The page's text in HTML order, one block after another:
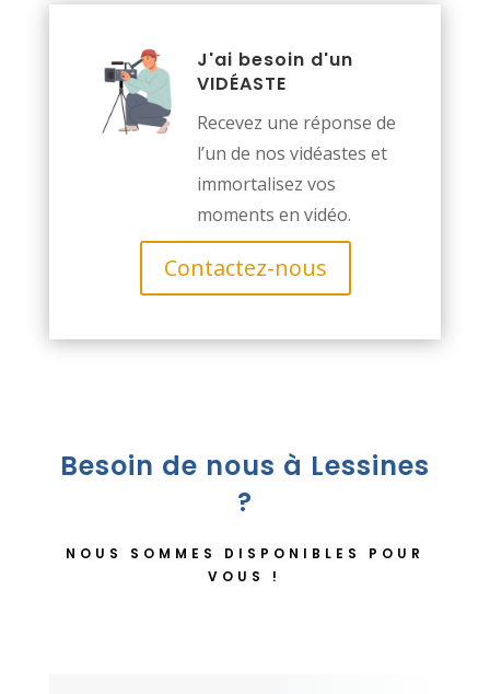
J'ai besoin d'un
VIDÉASTE
Recevez une réponse de
l’un de nos vidéastes et
immortalisez vos
moments en vidéo.
Contactez-nous
Besoin de nous à Lessines
?
NOUS SOMMES DISPONIBLES POUR
VOUS !